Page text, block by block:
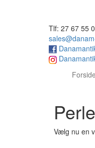
Tlf: 27 67 55
Forside
Perle
Vælg nu en